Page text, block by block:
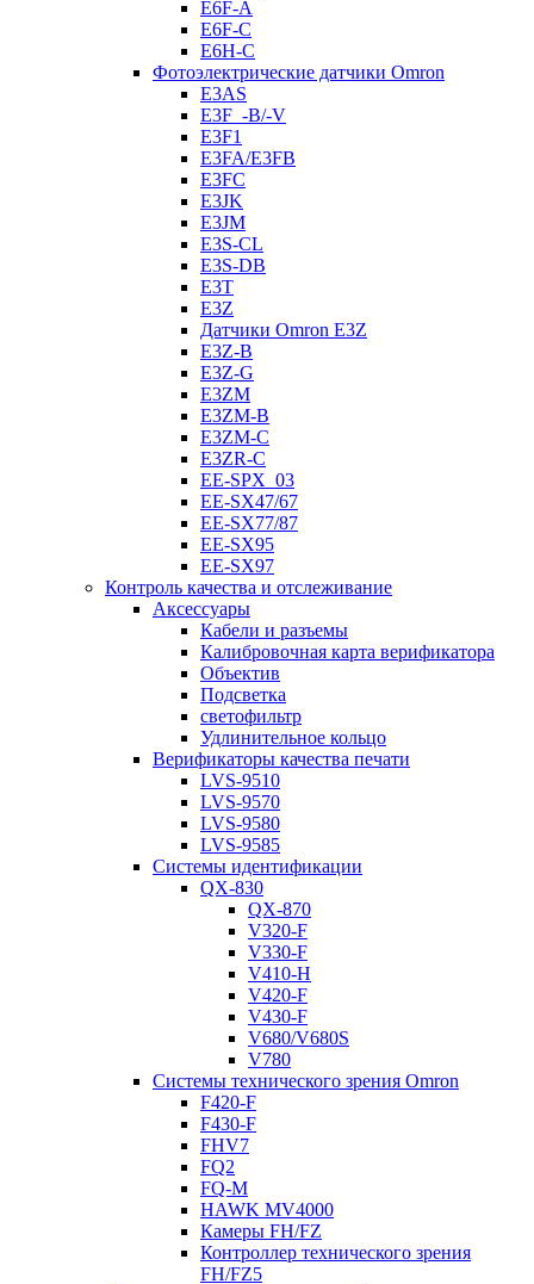
E6F-A
E6F-C
E6H-C
Фотоэлектрические датчики Omron
E3AS
E3F_-B/-V
E3F1
E3FA/E3FB
E3FC
E3JK
E3JM
E3S-CL
E3S-DB
E3T
E3Z
Датчики Omron E3Z
E3Z-B
E3Z-G
E3ZM
E3ZM-B
E3ZM-C
E3ZR-C
EE-SPX_03
EE-SX47/67
EE-SX77/87
EE-SX95
EE-SX97
Контроль качества и отслеживание
Аксессуары
Кабели и разъемы
Калибровочная карта верификатора
Объектив
Подсветка
светофильтр
Удлинительное кольцо
Верификаторы качества печати
LVS-9510
LVS-9570
LVS-9580
LVS-9585
Системы идентификации
QX-830
QX-870
V320-F
V330-F
V410-H
V420-F
V430-F
V680/V680S
V780
Системы технического зрения Omron
F420-F
F430-F
FHV7
FQ2
FQ-M
HAWK MV4000
Камеры FH/FZ
Контроллер технического зрения
FH/FZ5